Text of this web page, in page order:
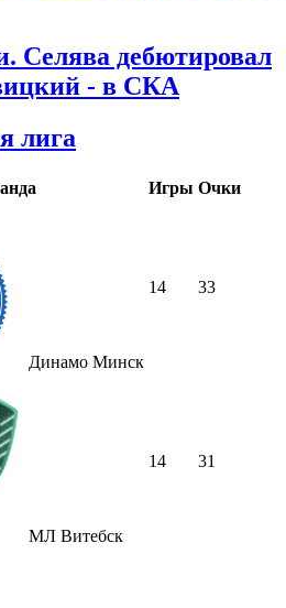
Селява дебютировал
- в СКА
лига
Игры Очки
Динамо Минск
14 33
МЛ Витебск
14 31